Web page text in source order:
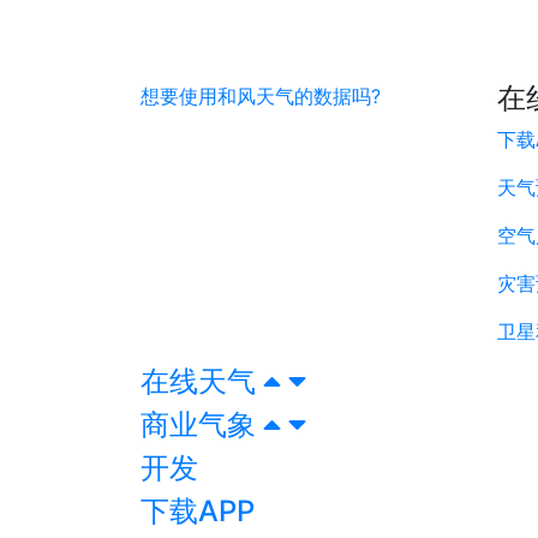
想要使用和风天气的数据吗? 在
下
天
空
灾
卫
在线天气
商业气象
开发
下载APP